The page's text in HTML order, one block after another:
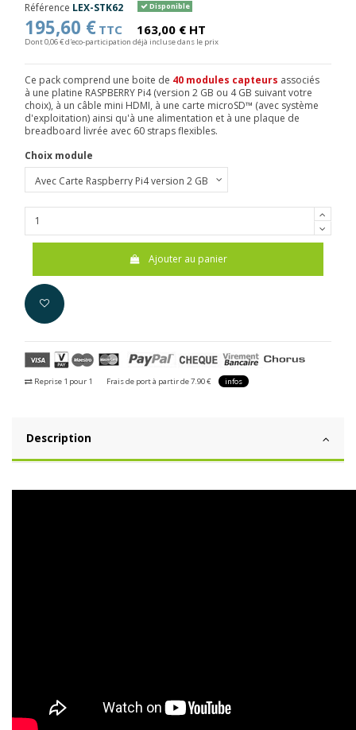
Référence LEX-STK62 Disponible
195,60 € TTC 163,00 € HT
Dont 0,06 € d'eco-participation déjà incluse dans le prix
Ce pack comprend une boite de 40 modules capteurs associés
à une platine RASPBERRY Pi4(version 2 GB ou 4 GB suivant votre
choix), à un câble mini HDMI, à une carte microSD™ (avec système
d'exploitation) ainsi qu'à une alimentation et à une plaque de
breadboard livrée avec 60 straps flexibles.
Choix module
Ajouter au panier
Reprise 1 pour 1 Frais de port à partir de 7.90 € infos
Description